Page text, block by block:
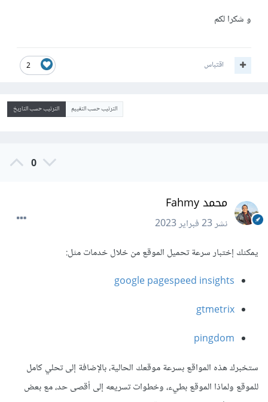
و شكرا لكم
2 اقتباس
الترتيب حسب التقييم الترتيب حسب التاريخ
0
محمد Fahmy
نشر23 فبراير 2023
يمكنك إختبار سرعة تحميل الموقع من خلال خدمات مثل:
google pagespeed insights
gtmetrix
pingdom
ستخبرك هذه المواقع بسرعة موقعك الحالية، بالإضافة إلى تحلي كامل
للموقع ولماذا الموقع بطيء، وخطوات تسريعه إلى أقصى حد، مع بعض